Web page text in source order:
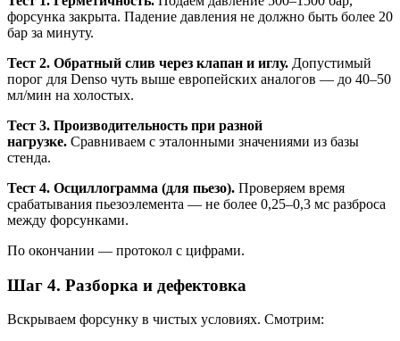
форсунка закрыта. Падение давления не должно быть более 20
бар за минуту.
Тест 2. Обратный слив через клапан и иглу. Допустимый
порог для Denso чуть выше европейских аналогов — до 40–50
мл/мин на холостых.
Тест 3. Производительность при разной
нагрузке. Сравниваем с эталонными значениями из базы
стенда.
Тест 4. Осциллограмма (для пьезо). Проверяем время
срабатывания пьезоэлемента — не более 0,25–0,3 мс разброса
между форсунками.
По окончании — протокол с цифрами.
Шаг 4. Разборка и дефектовка
Вскрываем форсунку в чистых условиях. Смотрим: